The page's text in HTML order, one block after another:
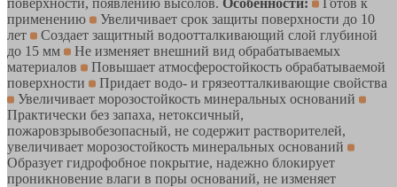
применению
Увеличивает срок защиты поверхности до 10
лет
Создает защитный водоотталкивающий слой глубиной
до 15 мм
Не изменяет внешний вид обрабатываемых
материалов
Повышает атмосферостойкость обрабатываемой
поверхности
Придает водо- и грязеотталкивающие свойства
Увеличивает морозостойкость минеральных оснований
Практически без запаха, нетоксичный,
пожаровзрывобезопасный, не содержит растворителей,
увеличивает морозостойкость минеральных оснований
Образует гидрофобное покрытие, надежно блокирует
проникновение влаги в поры оснований, не изменяет